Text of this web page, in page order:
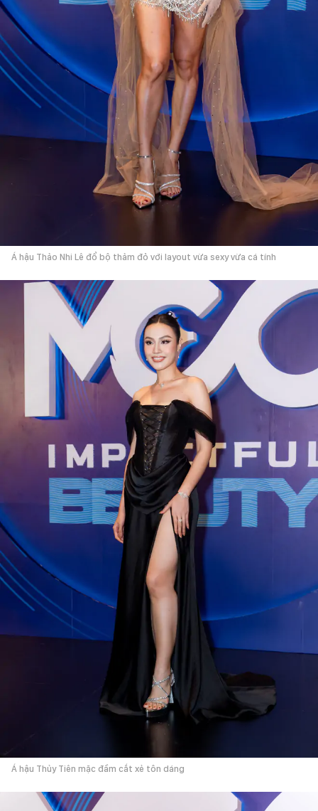
Á hậu Thảo Nhi Lê đổ bộ thảm đỏ với layout vừa sexy vừa cá tính
Á hậu Thủy Tiên mặc đầm cắt xẻ tôn dáng